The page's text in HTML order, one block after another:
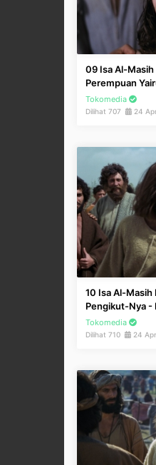
09 Isa Al-
Perempuan
Tokomedia
Dilihat 707 24
10 Isa Al-Masih
Pengikut-Nya -
Tokomedia
Dilihat 710 24